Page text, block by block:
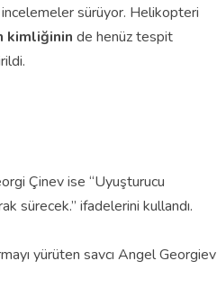
sürüyor. Helikopteri
kimliğinin de henüz tespit
Çinev ise “Uyuşturucu
sürecek.” ifadelerini kullandı.
yürüten savcı Angel Georgiev